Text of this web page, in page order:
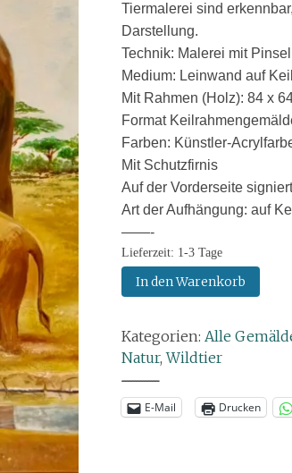
Tiermalerei sind
Darstellung.
Technik: Malerei mit Pinsel
Medium: Leinwand auf
Mit Rahmen (Holz): 84 x
Format
Farben: Künstler-
Mit Schutzfirnis
Auf der Vorderseite
Art der Aufhängung: auf
——-
Lieferzeit: 1-3 Tage
Gemälde:
Tiefe
Menge
In den Warenkorb
Kategorien:Alle
Natur,Wildtier
--------------
E-Mail Drucken